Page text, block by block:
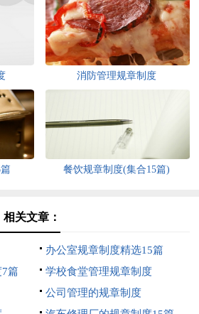
消防管理规章制度
餐饮规章制度(集合15篇)
关文章：
办公室规章制度精选15篇
篇
学校食堂管理规章制度
公司管理的规章制度